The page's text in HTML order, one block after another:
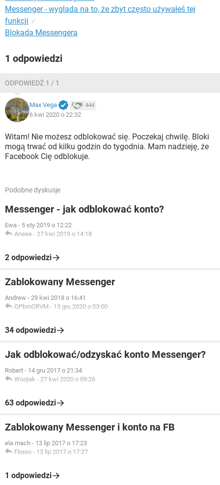
Messenger - wyglada na to, że zbyt często używałeś tej
funkcji ✓
Blokada Messengera
1 odpowiedzi
ODPOWIEDŹ 1 / 1
Max Vega 444
6 kwi 2020 o 22:32
Witam! Nie możesz odblokować się. Poczekaj chwilę. Bloki
mogą trwać od kilku godzin do tygodnia. Mam nadzieję, że
Facebook Cię odblokuje.
Podobne dyskusje
Messenger - jak odblokować konto?
Ewa - 5 sty 2019 o 12:22
Aneee - 27 kwi 2019 o 14:18
2 odpowiedzi
Zablokowany Messenger
Andrew - 29 kwi 2018 o 16:41
QPbmCRVM - 13 gru 2020 o 03:00
34 odpowiedzi
Jak odblokować/odzyskać konto Messenger?
Robert - 14 gru 2017 o 21:34
Woojak - 27 kwi 2020 o 09:26
63 odpowiedzi
Zablokowany Messenger i konto na FB
ela mach - 13 lip 2017 o 17:23
Floreo - 13 lip 2017 o 17:27
1 odpowiedzi